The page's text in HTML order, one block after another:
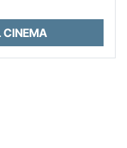
CINEMA